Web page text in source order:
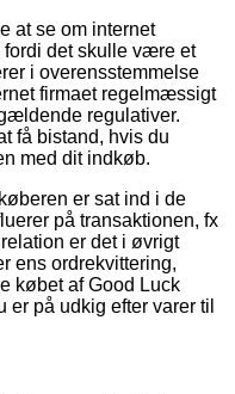
at se om internet
det skulle være et
i overensstemmelse
firmaet regelmæssigt
regulativer.
få bistand, hvis du
med dit indkøb.
er sat ind i de
på transaktionen, fx
er det i øvrigt
ens ordrekvittering,
købet af Good Luck
på udkig efter varer til